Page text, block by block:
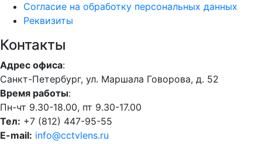
Согласие на обработку персональных данных
Реквизиты
Контакты
Адрес офиса:
Санкт-Петербург, ул. Маршала Говорова, д. 52
Время работы:
Пн-чт 9.30-18.00, пт 9.30-17.00
Тел: +7 (812) 447-95-55
E-mail: info@cctvlens.ru